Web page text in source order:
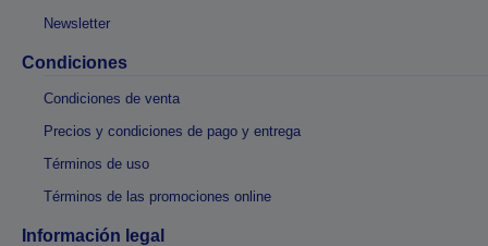
Newsletter
Condiciones
Condiciones de venta
Precios y condiciones de pago y entrega
Términos de uso
Términos de las promociones online
Información legal